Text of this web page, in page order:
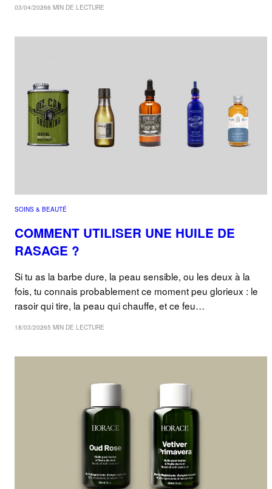
03/04/20266 MIN DE LECTURE
SOINS & BEAUTÉ
COMMENT UTILISER UNE HUILE DE
RASAGE ?
Si tu as la barbe dure, la peau sensible, ou les deux à la
fois, tu connais probablement ce moment peu glorieux : le
rasoir qui tire, la peau qui chauffe, et ce feu…
18/03/20265 MIN DE LECTURE